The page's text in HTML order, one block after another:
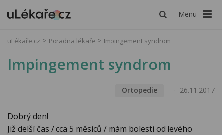
Menu
uLékaře.cz Poradna lékaře Impingement syndrom
Impingement syndrom
Ortopedie 26.11.2017
Dobrý den!
Již delší čas / cca 5 měsíců / mám bolesti od levého